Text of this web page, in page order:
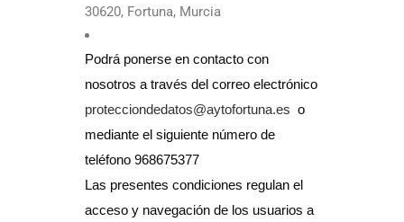
30620, Fortuna, Murcia
Podrá ponerse en contacto con
nosotros a través del correo electrónico
protecciondedatos@aytofortuna.es o
mediante el siguiente número de
teléfono 968675377
Las presentes condiciones regulan el
acceso y navegación de los usuarios a